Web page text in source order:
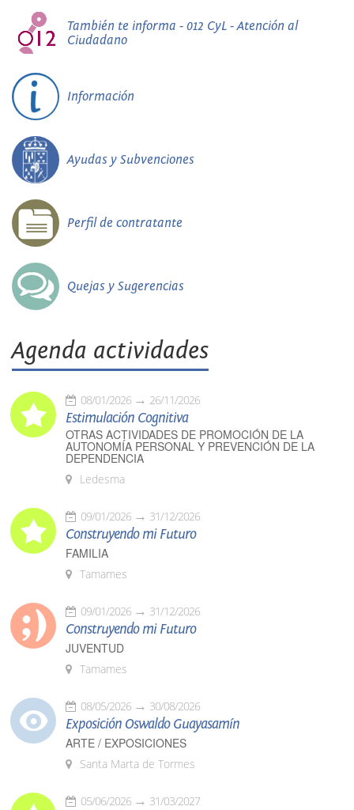
También te informa - 012 CyL - Atención al
Ciudadano
Información
Ayudas y Subvenciones
Perfil de contratante
Quejas y Sugerencias
Agenda actividades
08/01/2026 26/11/2026
Estimulación Cognitiva
OTRAS ACTIVIDADES DE PROMOCIÓN DE LA
AUTONOMÍA PERSONAL Y PREVENCIÓN DE LA
DEPENDENCIA
Ledesma
09/01/2026 31/12/2026
Construyendo mi Futuro
FAMILIA
Tamames
09/01/2026 31/12/2026
Construyendo mi Futuro
JUVENTUD
Tamames
08/05/2026 30/08/2026
Exposición Oswaldo Guayasamín
ARTE / EXPOSICIONES
Santa Marta de Tormes
05/06/2026 31/03/2027